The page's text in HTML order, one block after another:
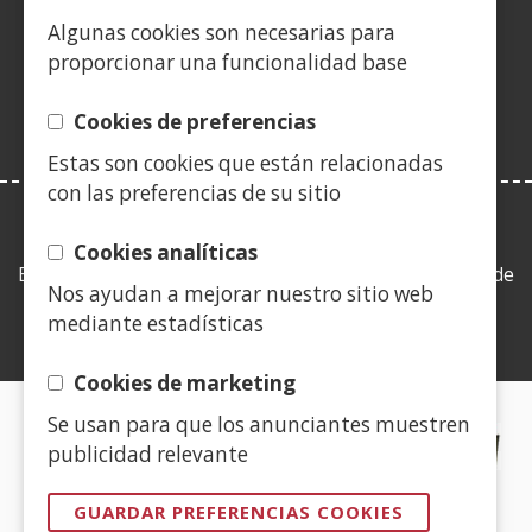
Algunas cookies son necesarias para
proporcionar una funcionalidad base
Cookies de preferencias
Estas son cookies que están relacionadas
con las preferencias de su sitio
Cookies analíticas
Nos ayudan a mejorar nuestro sitio web
mediante estadísticas
Cookies de marketing
Se usan para que los anunciantes muestren
publicidad relevante
GUARDAR PREFERENCIAS COOKIES
ventana)ventana)ventana)
nueva
ventana)
ventana)ventana)
Esta web se ajusta a lo establecido en la Ley 19/2013, de
9 de diciembre, de transparencia, acceso a la
información pública y buen gobierno.
CERTIFICADOS DE CALIDAD
(Abre